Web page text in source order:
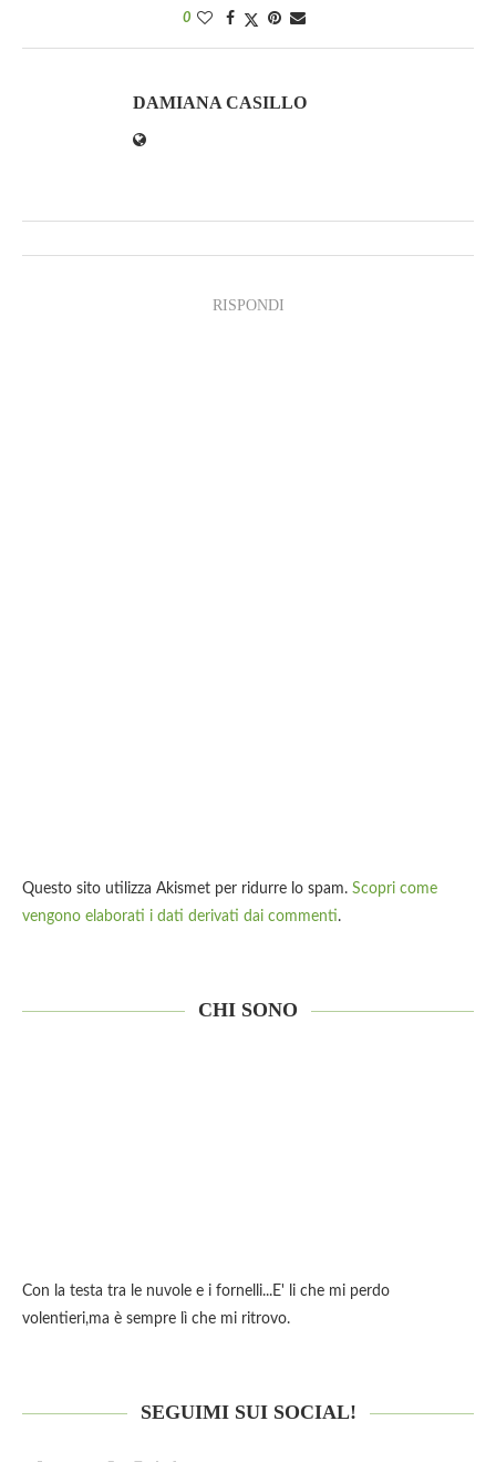
0
DAMIANA CASILLO
RISPONDI
Questo sito utilizza Akismet per ridurre lo spam. Scopri come
vengono elaborati i dati derivati dai commenti.
CHI SONO
Con la testa tra le nuvole e i fornelli...E' li che mi perdo
volentieri,ma è sempre lì che mi ritrovo.
SEGUIMI SUI SOCIAL!